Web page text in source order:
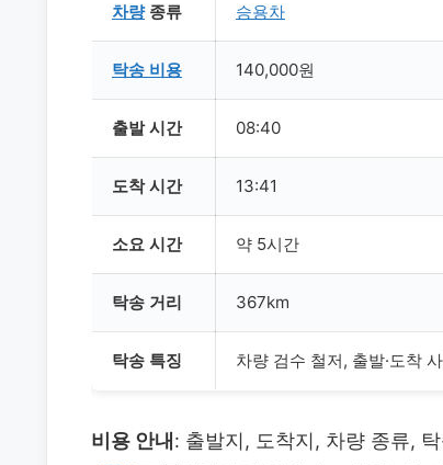
차량종류 승용차
탁송 비용 140,000원
출발 시간 08:40
도착 시간 13:41
소요 시간 약 5시간
탁송 거리 367km
탁송 특징 차량 검수 철저, 출발·도착
비용 안내 : 출발지, 도착지, 차량 종류,